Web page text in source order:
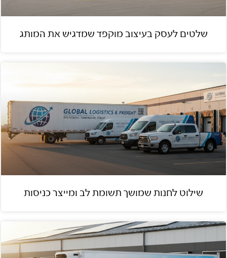
שלטים לעסק בעיצוב מוקפד שמדגיש את המותג
שילוט לחנות שמושך תשומת לב ומייצר כניסות